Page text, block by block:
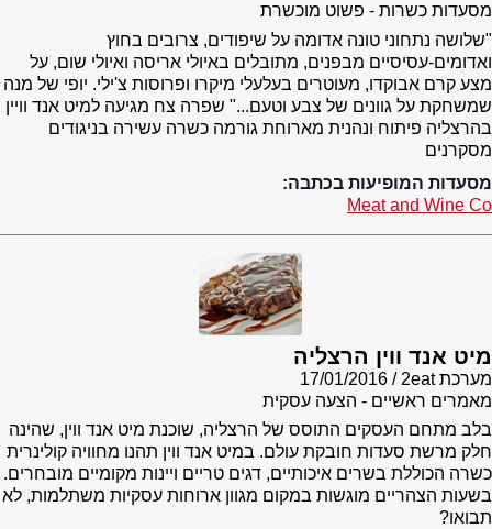
מסעדות כשרות - פשוט מוכשרת
"שלושה נתחוני טונה אדומה על שיפודים, צרובים בחוץ
ואדומים-עסיסיים מבפנים, מתובלים באיולי אריסה ואיולי שום, על
מצע קרם אבוקדו, מעוטרים בעלעלי מיקרו ופרוסות צ'ילי. יופי של מנה
שמשחקת על גוונים של צבע וטעם..." שפרה צח מגיעה למיט אנד וויין
בהרצליה פיתוח ונהנית מארוחת גורמה כשרה עשירה בניגודים
מסקרנים
מסעדות המופיעות בכתבה:
Meat and Wine Co
מיט אנד ווין הרצליה
מערכת 2eat
17/01/2016
מאמרים ראשיים - הצעה עסקית
בלב מתחם העסקים התוסס של הרצליה, שוכנת מיט אנד ווין, שהינה
חלק מרשת סעדות חובקת עולם. במיט אנד ווין תהנו מחוויה קולינרית
כשרה הכוללת בשרים איכותיים, דגים טריים ויינות מקומיים מובחרים.
בשעות הצהריים מוגשות במקום מגוון ארוחות עסקיות משתלמות, לא
תבואו?